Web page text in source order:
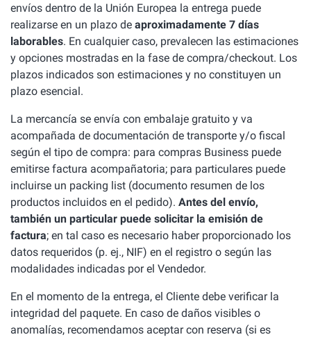
envíos dentro de la Unión Europea la entrega puede
realizarse en un plazo de aproximadamente 7 días
laborables. En cualquier caso, prevalecen las estimaciones
y opciones mostradas en la fase de compra/checkout. Los
plazos indicados son estimaciones y no constituyen un
plazo esencial.
La mercancía se envía con embalaje gratuito y va
acompañada de documentación de transporte y/o fiscal
según el tipo de compra: para compras Business puede
emitirse factura acompañatoria; para particulares puede
incluirse un packing list (documento resumen de los
productos incluidos en el pedido). Antes del envío,
también un particular puede solicitar la emisión de
factura; en tal caso es necesario haber proporcionado los
datos requeridos (p. ej., NIF) en el registro o según las
modalidades indicadas por el Vendedor.
En el momento de la entrega, el Cliente debe verificar la
integridad del paquete. En caso de daños visibles o
anomalías, recomendamos aceptar con reserva (si es